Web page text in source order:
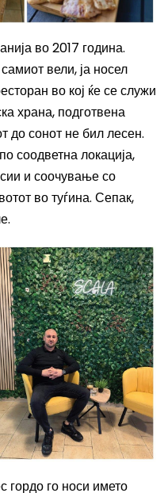
во 2017 година.
вели, ја носел
во кој ќе се служи
храна, подготвена
до сонот не бил лесен.
соодветна локација,
и соочување со
во туѓина. Сепак,
гордо го носи името